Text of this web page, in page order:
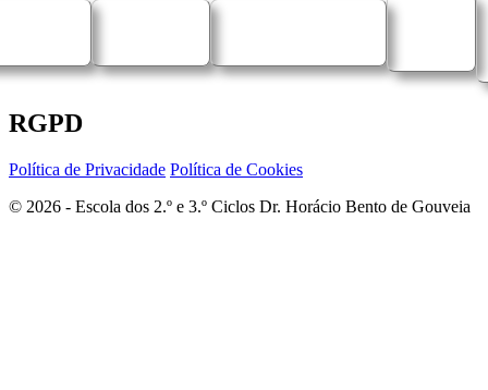
RGPD
Política de Privacidade Política de Cookies
© 2026 - Escola dos 2.º e 3.º Ciclos Dr. Horácio Bento de Gouveia